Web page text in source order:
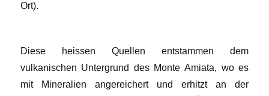
Ort).
Diese heissen Quellen entstammen dem
vulkanischen Untergrund des Monte Amiata, wo es
mit Mineralien angereichert und erhitzt an der